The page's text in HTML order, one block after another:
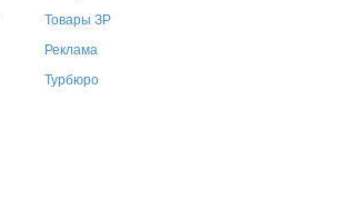
Товары ЗР
Реклама
Турбюро